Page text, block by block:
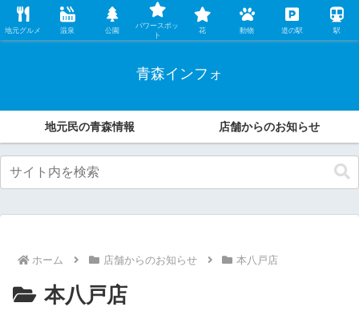
レンタカー店の中の人が、地元民ならではの観光・グルメ情報などオススメす
る魅力をこっそり伝えます。
青森インフォ
地元民の青森情報 店舗からのお知らせ
ホーム 店舗からのお知らせ 本八戸店
本八戸店
地元グルメ 温泉 公園
パワースポッ
ト
花 動物 道の駅 駅